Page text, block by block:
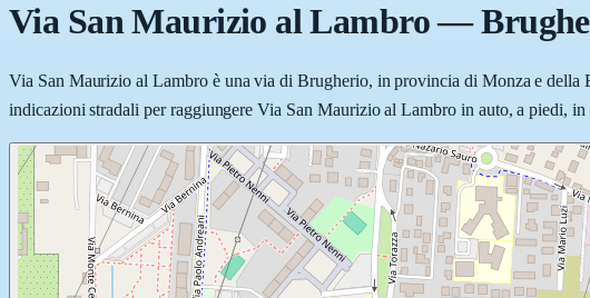
Via San Maurizio al Lambro—
Via San Maurizio al Lambro è una via di Brugherio, in provincia di Monza e
indicazioni stradali per raggiungere Via San Maurizio al Lambro in auto, a piedi,